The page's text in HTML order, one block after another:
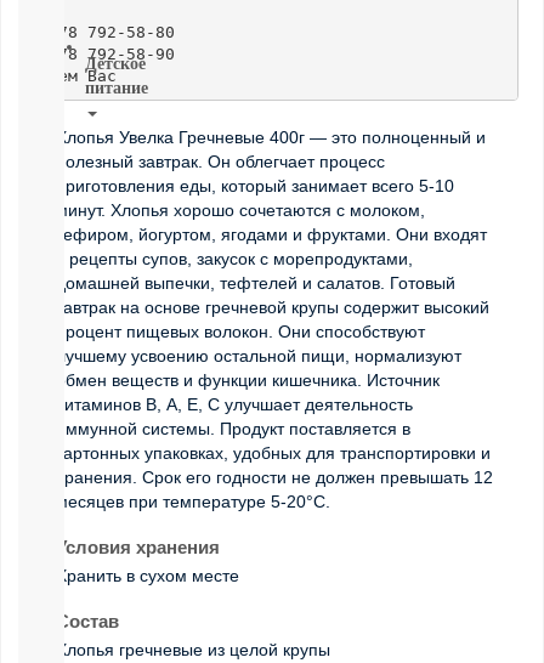
Детское
питание
Новое
поступление
Пюре
Молочная
продукция
Каши
безмолочные
Каши
молочные
Смеси
СМЕСИ
ПОД
ЗАКАЗ
Коктейли,
Жидкие
Каши,
Печенье,
пастила,
соломка:
снэки
7978 792-58-80
7978 792-58-90
Ждем Вас
Хлопья Увелка Гречневые 400г — это полноценный и
полезный завтрак. Он облегчает процесс
приготовления еды, который занимает всего 5-10
минут. Хлопья хорошо сочетаются с молоком,
кефиром, йогуртом, ягодами и фруктами. Они входят
в рецепты супов, закусок с морепродуктами,
домашней выпечки, тефтелей и салатов. Готовый
завтрак на основе гречневой крупы содержит высокий
процент пищевых волокон. Они способствуют
лучшему усвоению остальной пищи, нормализуют
обмен веществ и функции кишечника. Источник
витаминов В, А, Е, С улучшает деятельность
иммунной системы. Продукт поставляется в
картонных упаковках, удобных для транспортировки и
хранения. Срок его годности не должен превышать 12
месяцев при температуре 5-20°С.
Условия хранения
Хранить в сухом месте
Состав
Хлопья гречневые из целой крупы